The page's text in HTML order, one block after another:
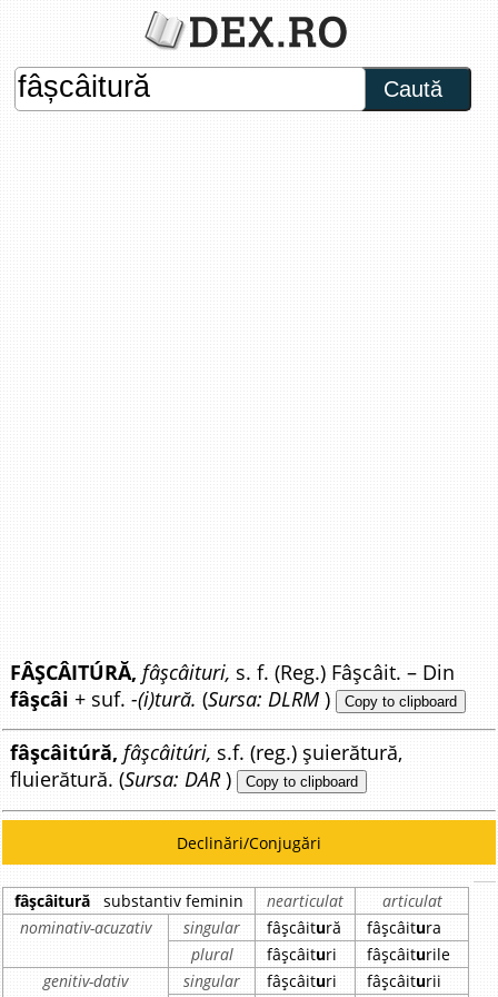
Caută
FÂȘCÂITÚRĂ, fâșcâituri, s. f. (Reg.) Fâșcâit. – Din
fâșcâi + suf.-(i)tură. (Sursa: DLRM ) Copy to clipboard
fâșcâitúră, fâșcâitúri, s.f. (reg.) șuierătură,
fluierătură. (Sursa: DAR) Copy to clipboard
Declinări/Conjugări
fâșcâitură substantiv feminin nearticulat
articulat
nominativ-acuzativ
singular fâșcâitură fâșcâitura
plural
fâșcâituri fâșcâiturile
genitiv-dativ
singular fâșcâituri fâșcâiturii